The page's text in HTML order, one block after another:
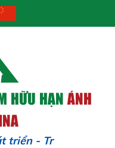
HỮU HẠNÁNH
- Trách nhiệ